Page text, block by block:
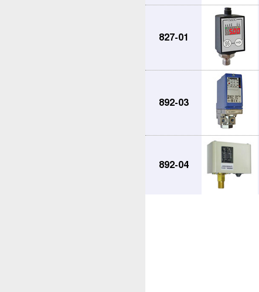
827-01
892-03
892-04